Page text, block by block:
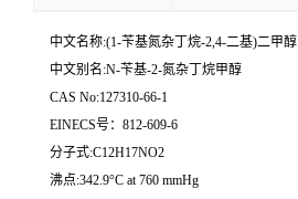
中文名称:(1-苄基氮杂丁烷-2,4-二基)二甲醇
中文别名:N-苄基-2-氮杂丁烷甲醇
CAS No:127310-66-1
EINECS号：812-609-6
分子式:C12H17NO2
沸点:342.9°C at 760 mmHg